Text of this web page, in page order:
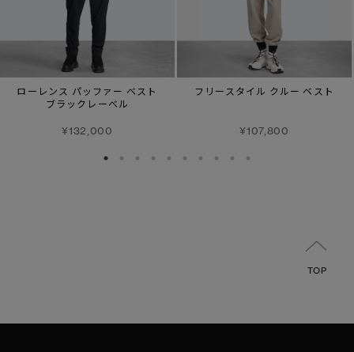
ローレンス パッファー ベスト
ブラックレーベル
¥132,000
フリースタイル クルー ベスト
¥107,800
TOP